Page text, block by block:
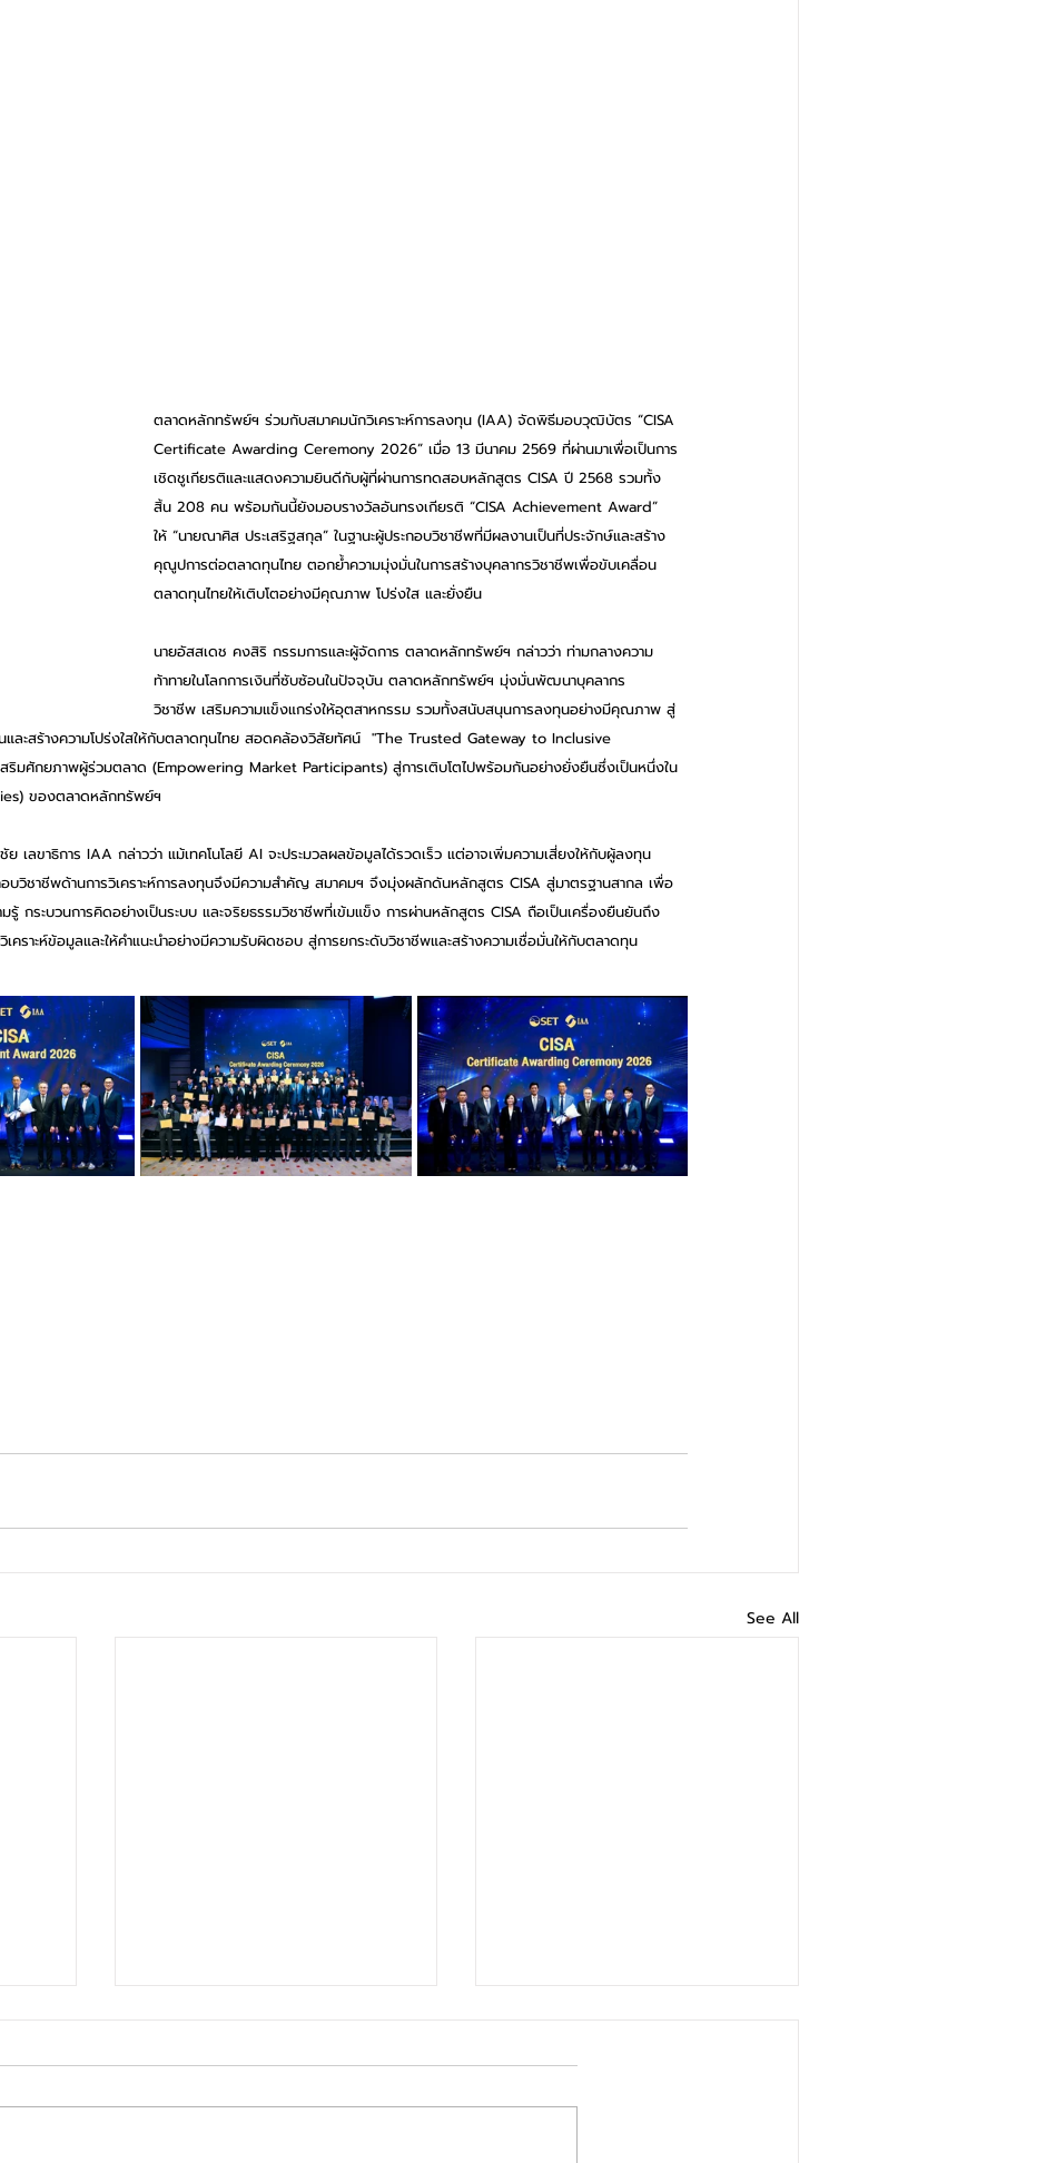
ตลาดหลักทรัพย์ฯ ร่วมกับสมาคมนักวิเคราะห์การลงทุน (IAA) จัดพิธีมอบวุฒิบัตร “CISA
Certificate Awarding Ceremony 2026” เมื่อ 13 มีนาคม 2569 ที่ผ่านมาเพื่อเป็นการ
เชิดชูเกียรติและแสดงความยินดีกับผู้ที่ผ่านการทดสอบหลักสูตร CISA ปี 2568 รวมทั้ง
สิ้น 208 คน พร้อมกันนี้ยังมอบรางวัลอันทรงเกียรติ “CISA Achievement Award”
ให้ “นายณาศิส ประเสริฐสกุล” ในฐานะผู้ประกอบวิชาชีพที่มีผลงานเป็นที่ประจักษ์และสร้าง
คุณูปการต่อตลาดทุนไทย ตอกย้ำความมุ่งมั่นในการสร้างบุคลากรวิชาชีพเพื่อขับเคลื่อน
ตลาดทุนไทยให้เติบโตอย่างมีคุณภาพ โปร่งใส และยั่งยืน
นายอัสสเดช คงสิริ กรรมการและผู้จัดการ ตลาดหลักทรัพย์ฯ กล่าวว่า ท่ามกลางความ
ท้าทายในโลกการเงินที่ซับซ้อนในปัจจุบัน ตลาดหลักทรัพย์ฯ มุ่งมั่นพัฒนาบุคลากร
วิชาชีพ เสริมความแข็งแกร่งให้อุตสาหกรรม รวมทั้งสนับสนุนการลงทุนอย่างมีคุณภาพ สู่
และสร้างความโปร่งใสให้กับตลาดทุนไทย สอดคล้องวิสัยทัศน์  "The Trusted Gateway to Inclusive
มศักยภาพผู้ร่วมตลาด (Empowering Market Participants) สู่การเติบโตไปพร้อมกันอย่างยั่งยืนซึ่งเป็นหนึ่งใน
ของตลาดหลักทรัพย์ฯ
เลขาธิการ IAA กล่าวว่า แม้เทคโนโลยี AI จะประมวลผลข้อมูลได้รวดเร็ว แต่อาจเพิ่มความเสี่ยงให้กับผู้ลงทุน
บวิชาชีพด้านการวิเคราะห์การลงทุนจึงมีความสำคัญ สมาคมฯ จึงมุ่งผลักดันหลักสูตร CISA สู่มาตรฐานสากล เพื่อ
รู้ กระบวนการคิดอย่างเป็นระบบ และจริยธรรมวิชาชีพที่เข้มแข็ง การผ่านหลักสูตร CISA ถือเป็นเครื่องยืนยันถึง
คราะห์ข้อมูลและให้คำแนะนำอย่างมีความรับผิดชอบ สู่การยกระดับวิชาชีพและสร้างความเชื่อมั่นให้กับตลาดทุน
See All